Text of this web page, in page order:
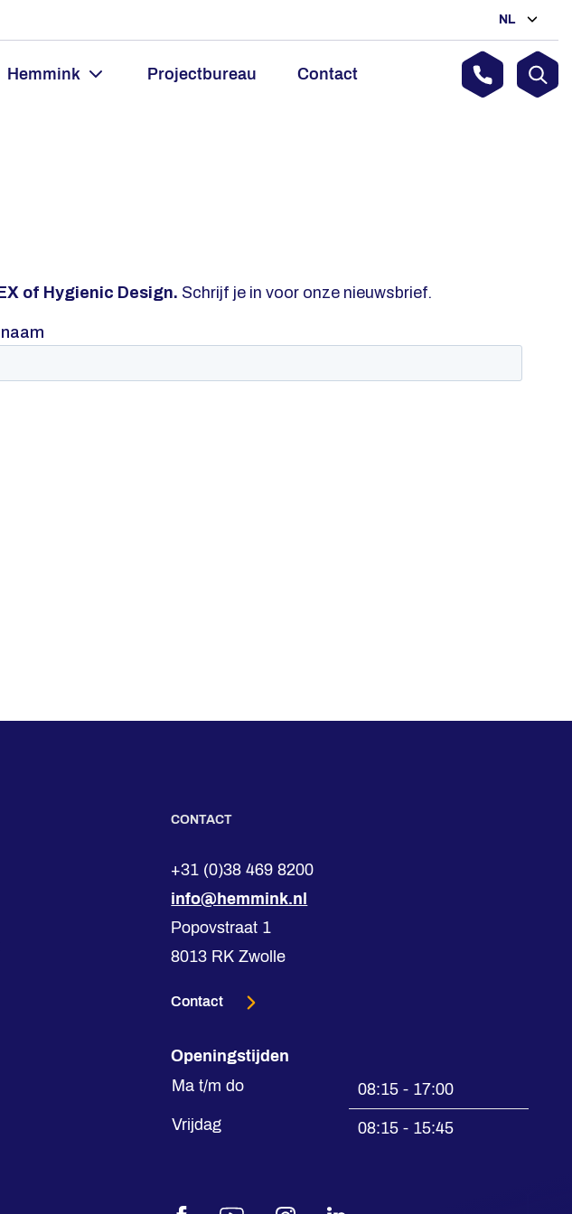
NL
Hemmink Projectbureau Contact
CONTACT
+31 (0)38 469 8200
info@hemmink.nl
Popovstraat 1
8013 RK Zwolle
Contact
Openingstijden
Ma t/m do
08:15 - 17:00
Vrijdag
08:15 - 15:45